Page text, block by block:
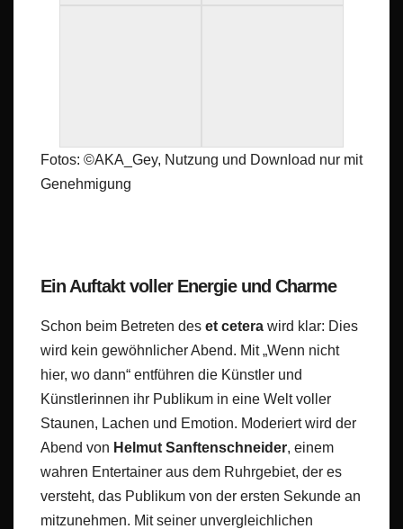
Fotos: ©AKA_Gey, Nutzung und Download nur mit
Genehmigung
Ein Auftakt voller Energie und Charme
Schon beim Betreten des et cetera wird klar: Dies
wird kein gewöhnlicher Abend. Mit „Wenn nicht
hier, wo dann“ entführen die Künstler und
Künstlerinnen ihr Publikum in eine Welt voller
Staunen, Lachen und Emotion. Moderiert wird der
Abend von Helmut Sanftenschneider, einem
wahren Entertainer aus dem Ruhrgebiet, der es
versteht, das Publikum von der ersten Sekunde an
mitzunehmen. Mit seiner unvergleichlichen